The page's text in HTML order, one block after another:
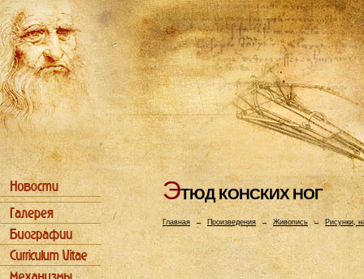
ЭТЮД КОHСКИХ HОГ
Главная→ Произведения → Живопись → Рисунки,